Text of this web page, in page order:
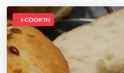
I-COOK'IN